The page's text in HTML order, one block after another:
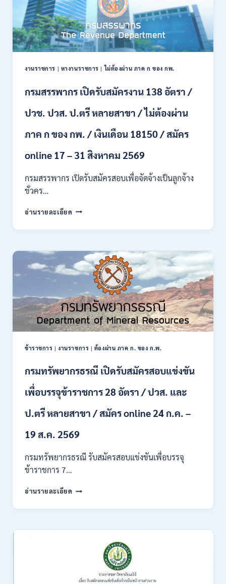
พลเรือน
เป็น
พนักงาน
ราชการ
66
/
และ
/
ต้อง
ภาค
ก
กพ.
10
17
2569
งานราชการ | หางานราชการ |ไม่ต้องผ่าน ภาค ก ของ กพ.
กรมสรรพากร เปิดรับสมัครงาน 138 อัตรา /
ปวช. ปวส. ป.ตรี หลายสาขา / ไม่ต้องผ่าน
ภาค ก ของ กพ. / เงินเดือน 18150 / สมัคร
online 17 – 31 สิงหาคม 2569
กรมสรรพากร เปิดรับสมัครสอบเพื่อจัดจ้างเป็นลูกจ้าง
ชั่วคร…
อ่านรายละเอียด กรม
เปิด
สมัคร
งาน
138
ปวช.
ปวส.
ป.ตรี
หลาย
/
ต้อง
ภาค
ของ
/
เดือน
18150
ONLINE
สิงหาคม
ข้าราชการ |งานราชการ | ต้องผ่าน ภาค ก. ของ ก.พ.
กรมทรัพยากรธรณี เปิดรับสมัครสอบแข่งขัน
เพื่อบรรจุข้าราชการ 28 อัตรา / ปวส. และ
ป.ตรี หลายสาขา / สมัคร online 24 ก.ค. –
19 ส.ค. 2569
กรมทรัพยากรธรณี รับสมัครสอบแข่งขันเพื่อบรรจุ
ข้าราชการ 7…
อ่านรายละเอียด กรม
เปิด
สมัคร
ข้าราชการ